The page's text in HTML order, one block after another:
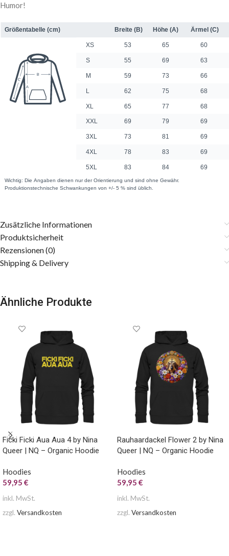
Humor!
Zusätzliche Informationen
Produktsicherheit
Rezensionen (0)
Shipping & Delivery
Ähnliche Produkte
Ficki Ficki Aua Aua 4 by Nina
Queer | NQ – Organic Hoodie
Hoodies
59,95 €
inkl. MwSt.
zzgl. Versandkosten
Rauhaardackel Flower 2 by Nina
Queer | NQ – Organic Hoodie
Hoodies
59,95 €
inkl. MwSt.
zzgl. Versandkosten